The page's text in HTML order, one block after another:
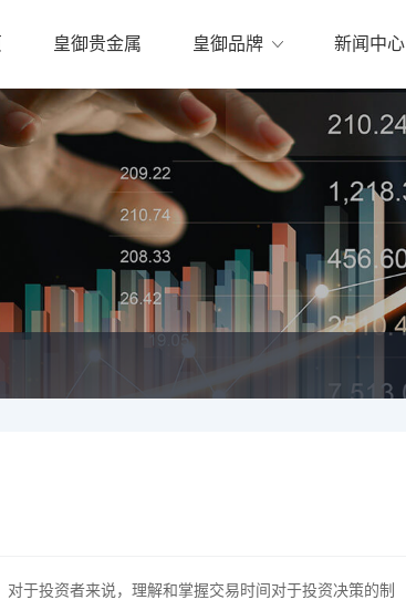
皇御贵金属 皇御品牌 新闻中心
于投资者来说，理解和掌握交易时间对于投资决策的制